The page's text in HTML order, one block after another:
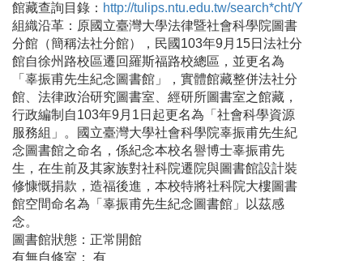
館藏查詢目錄： http://tulips.ntu.edu.tw/search*cht/Y
組織沿革：原國立臺灣大學法律暨社會科學院圖書
分館（簡稱法社分館），民國103年9月15日法社分
館自徐州路校區遷回羅斯福路校總區，並更名為
「辜振甫先生紀念圖書館」，實體館藏整併法社分
館、法律政治研究圖書室、經研所圖書室之館藏，
行政編制自103年9月1日起更名為「社會科學資源
服務組」。國立臺灣大學社會科學院辜振甫先生紀
念圖書館之命名，係紀念本校名譽博士辜振甫先
生，在生前及其家族對社科院遷院與圖書館設計裝
修慷慨捐款，造福後進，本校特將社科院大樓圖書
館空間命名為「辜振甫先生紀念圖書館」以茲感
念。
圖書館狀態：正常開館
有無自修室： 有